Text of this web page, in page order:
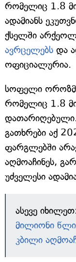
რომელიც 1.8
ადამიანს
ქსელში
ავრცელებს და
ოფიციალურია.
სოფელი
რომელიც 1.8
დათარიღებული.
გათხრები აქ
ფარგლებში
აღმოაჩინეს,
უძველესი
ასევე
მილიონი
კბილი